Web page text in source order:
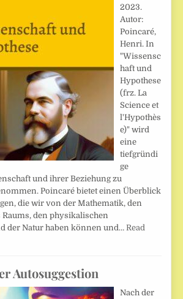
2023.
Autor:
Poincaré,
Henri. In
"Wissensc
haft und
Hypothese
(frz. La
Science et
l'Hypothès
e)" wird
eine
tiefgründi
ge
und ihrer Beziehung zu
Poincaré bietet einen Überblick
die wir von der Mathematik, den
Raums, den physikalischen
der Natur haben können und… Read
Autosuggestion
Nach der